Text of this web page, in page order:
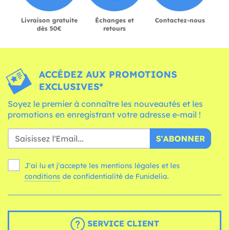
Livraison gratuite
dès 50€
Échanges et
retours
Contactez-nous
ACCÉDEZ AUX PROMOTIONS
EXCLUSIVES*
Soyez le premier à connaître les nouveautés et les
promotions en enregistrant votre adresse e-mail !
S'ABONNER
J'ai lu et j'accepte les mentions légales et les
conditions de confidentialité de Funidelia.
SERVICE CLIENT